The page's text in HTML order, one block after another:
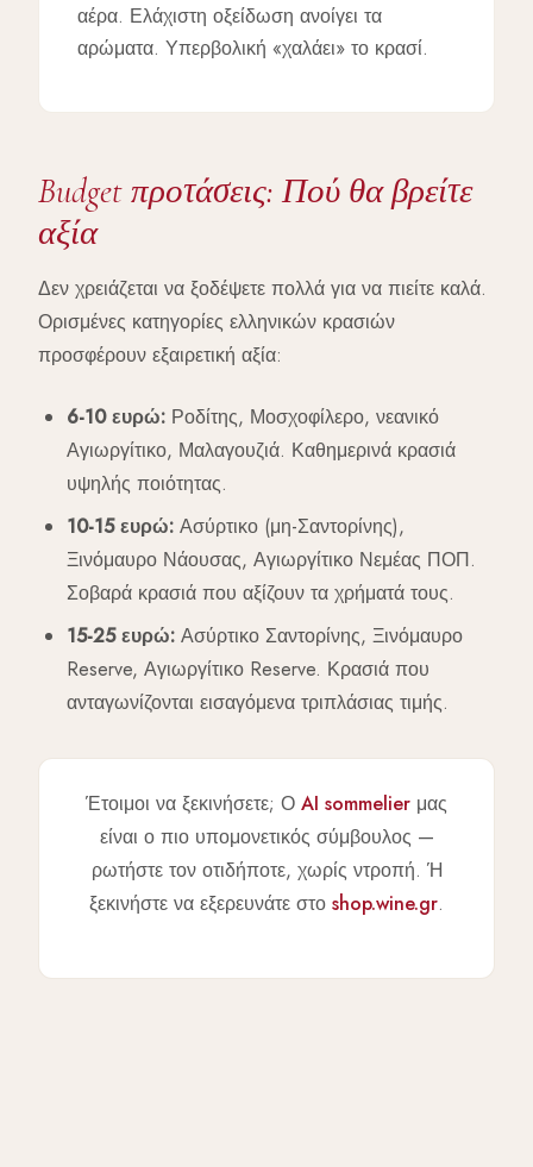
αέρα. Ελάχιστη οξείδωση ανοίγει τα
αρώματα. Υπερβολική «χαλάει» το κρασί.
Budget προτάσεις: Πού θα βρείτε
αξία
Δεν χρειάζεται να ξοδέψετε πολλά για να πιείτε καλά.
Ορισμένες κατηγορίες ελληνικών κρασιών
προσφέρουν εξαιρετική αξία:
6-10 ευρώ: Ροδίτης, Μοσχοφίλερο, νεανικό
Αγιωργίτικο, Μαλαγουζιά. Καθημερινά κρασιά
υψηλής ποιότητας.
10-15 ευρώ: Ασύρτικο (μη-Σαντορίνης),
Ξινόμαυρο Νάουσας, Αγιωργίτικο Νεμέας ΠΟΠ.
Σοβαρά κρασιά που αξίζουν τα χρήματά τους.
15-25 ευρώ: Ασύρτικο Σαντορίνης, Ξινόμαυρο
Reserve, Αγιωργίτικο Reserve. Κρασιά που
ανταγωνίζονται εισαγόμενα τριπλάσιας τιμής.
Έτοιμοι να ξεκινήσετε; Ο AI sommelier μας
είναι ο πιο υπομονετικός σύμβουλος —
ρωτήστε τον οτιδήποτε, χωρίς ντροπή. Ή
ξεκινήστε να εξερευνάτε στο shop.wine.gr.